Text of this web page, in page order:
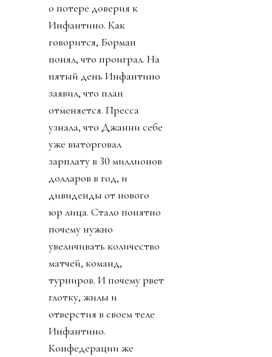
о потере доверия к
Инфантино. Как
говорится, Борман
понял, что проиграл. На
пятый день Инфантино
заявил, что план
отменяется. Пресса
узнала, что Джанни себе
уже выторговал
зарплату в 30 миллионов
долларов в год, и
дивиденды от нового
юр лица. Стало понятно
почему нужно
увеличивать количество
матчей, команд,
турниров. И почему рвет
глотку, жилы и
отверстия в своем теле
Инфантино.
Конфедерации же